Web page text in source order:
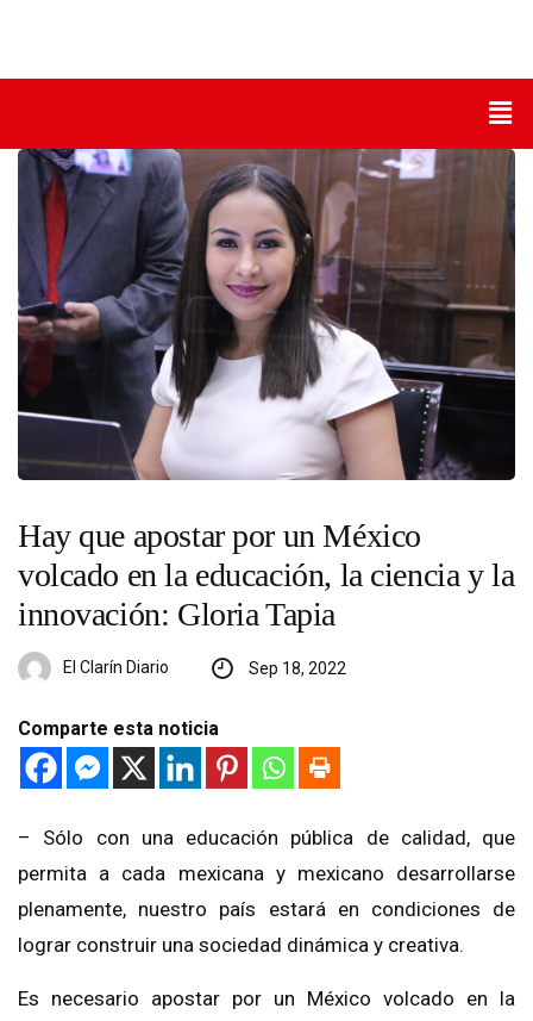
Hay que apostar por un México
volcado en la educación, la ciencia y la
innovación: Gloria Tapia
El Clarín Diario Sep 18, 2022
Comparte esta noticia
– Sólo con una educación pública de calidad, que
permita a cada mexicana y mexicano desarrollarse
plenamente, nuestro país estará en condiciones de
lograr construir una sociedad dinámica y creativa.
Es necesario apostar por un México volcado en la